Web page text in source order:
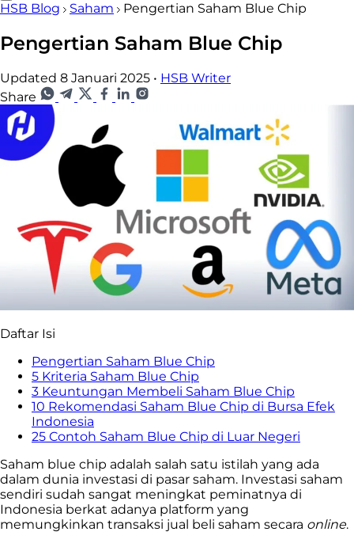
HSB Blog Saham Pengertian Saham Blue Chip
Pengertian Saham Blue Chip
Updated 8 Januari 2025 • HSB Writer
Share
Daftar Isi
Pengertian Saham Blue Chip
5 Kriteria Saham Blue Chip
3 Keuntungan Membeli Saham Blue Chip
10 Rekomendasi Saham Blue Chip di Bursa Efek
Indonesia
25 Contoh Saham Blue Chip di Luar Negeri
Saham blue chip adalah salah satu istilah yang ada
dalam dunia investasi di pasar saham. Investasi saham
sendiri sudah sangat meningkat peminatnya di
Indonesia berkat adanya platform yang
memungkinkan transaksi jual beli saham secara online.